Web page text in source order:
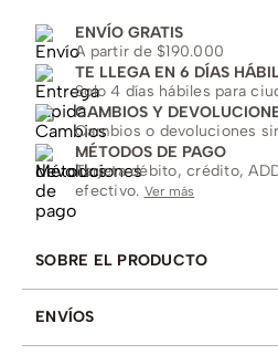
ENVÍO GRATIS
A partir de $190.000
TE LLEGA EN 6 DÍAS
Solo 4 días hábiles para
CAMBIOS Y
Cambios o devoluciones
MÉTODOS DE PAGO
Tarjeta débito, crédito,
efectivo. Ver más
SOBRE EL PRODUCTO
ENVÍOS